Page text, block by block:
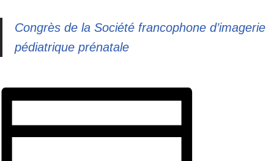
Congrès de la Société francophone d’imagerie
pédiatrique prénatale